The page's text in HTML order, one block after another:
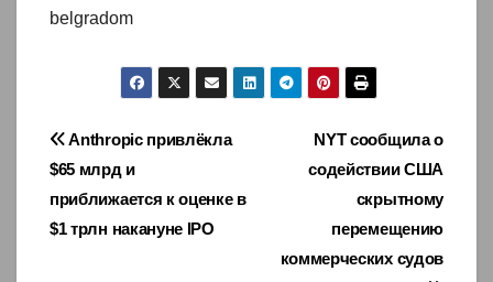
belgradom
Навигация
по
записям
NYT сообщила о
содействии США
скрытному
перемещению
коммерческих судов
Anthropic привлёкла
$65 млрд и
приближается к оценке в
$1 трлн накануне IPO